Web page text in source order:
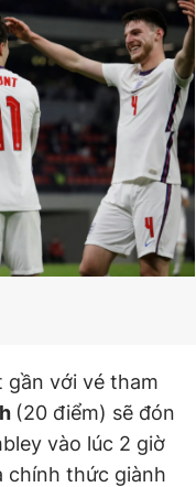
gần với vé tham
(20 điểm) sẽ đón
vào lúc 2 giờ
chính thức giành